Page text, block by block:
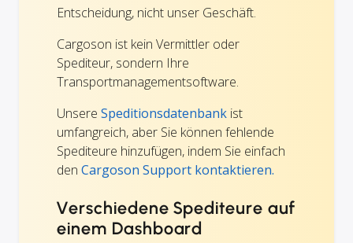
Entscheidung, nicht unser Geschäft.
Cargoson ist kein Vermittler oder
Spediteur, sondern Ihre
Transportmanagementsoftware.
Unsere Speditionsdatenbank ist
umfangreich, aber Sie können fehlende
Spediteure hinzufügen, indem Sie einfach
den Cargoson Support kontaktieren.
Verschiedene Spediteure auf
einem Dashboard